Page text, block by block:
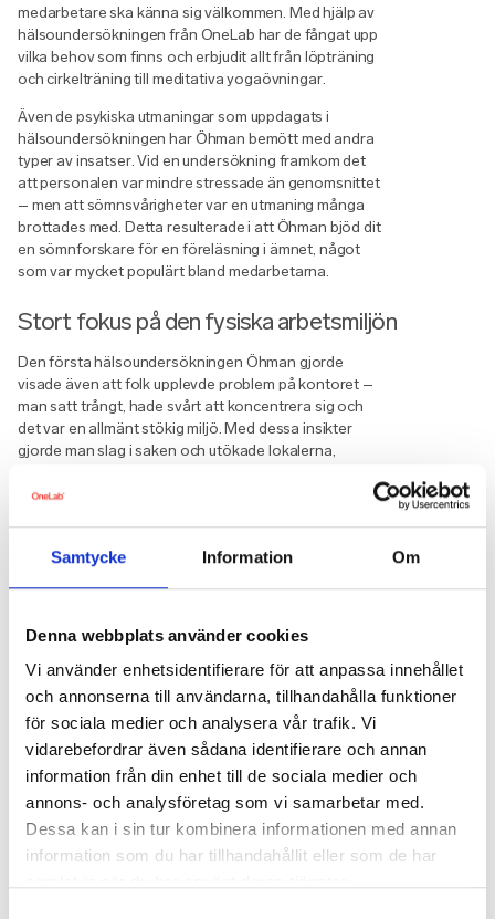
Samtycke Information Om
Denna webbplats använder cookies
Vi använder enhetsidentifierare för att anpassa innehållet
och annonserna till användarna, tillhandahålla funktioner
för sociala medier och analysera vår trafik. Vi
vidarebefordrar även sådana identifierare och annan
information från din enhet till de sociala medier och
annons- och analysföretag som vi samarbetar med.
Dessa kan i sin tur kombinera informationen med annan
information som du har tillhandahållit eller som de har
medarbetare ska känna sig välkommen. Med hjälp av
hälsoundersökningen från OneLab har de fångat upp
vilka behov som finns och erbjudit allt från löpträning
och cirkelträning till meditativa yogaövningar.
Även de psykiska utmaningar som uppdagats i
hälsoundersökningen har Öhman bemött med andra
typer av insatser. Vid en undersökning framkom det
att personalen var mindre stressade än genomsnittet
– men att sömnsvårigheter var en utmaning många
brottades med. Detta resulterade i att Öhman bjöd dit
en sömnforskare för en föreläsning i ämnet, något
som var mycket populärt bland medarbetarna.
Stort fokus på den fysiska arbetsmiljön
Den första hälsoundersökningen Öhman gjorde
visade även att folk upplevde problem på kontoret –
man satt trångt, hade svårt att koncentrera sig och
det var en allmänt stökig miljö. Med dessa insikter
gjorde man slag i saken och utökade lokalerna,
mötesrum. Åtgärderna bidrog snabbt till att skapa lugn
På grund av coronapandemin har Öhmans
möjlighet att åstadkomma saker tillsammans. Men
som arbetsgivare har vi ansvar för arbetsmiljön även i
hemmet, och det är väldigt viktigt för oss att kunna
tillgodose allt medarbetarna behöver här. Vi har till
exempel en fantastisk IT-avdelning och
kollegorna. Det gör att vi kan fortsätta vara en väldigt
bra arbetsplats, även på distans!” säger Ulrika stolt.
Proaktivitet kring hälsan viktigare än någonsin